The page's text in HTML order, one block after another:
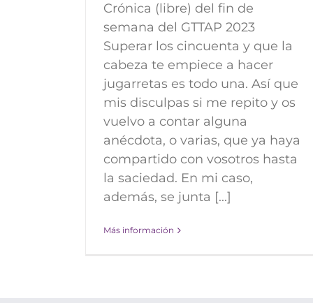
Crónica (libre) del fin de
semana del GTTAP 2023
Superar los cincuenta y que la
cabeza te empiece a hacer
jugarretas es todo una. Así que
mis disculpas si me repito y os
vuelvo a contar alguna
anécdota, o varias, que ya haya
compartido con vosotros hasta
la saciedad. En mi caso,
además, se junta [...]
Más información